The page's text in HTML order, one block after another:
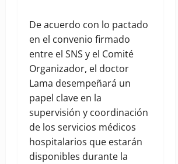
De acuerdo con lo pactado
en el convenio firmado
entre el SNS y el Comité
Organizador, el doctor
Lama desempeñará un
papel clave en la
supervisión y coordinación
de los servicios médicos
hospitalarios que estarán
disponibles durante la